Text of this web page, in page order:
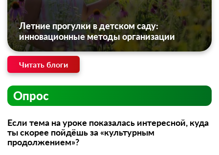
Летние прогулки в детском саду:
инновационные методы организации
Читать блоги
Опрос
Если тема на уроке показалась интересной, куда
ты скорее пойдёшь за «культурным
продолжением»?